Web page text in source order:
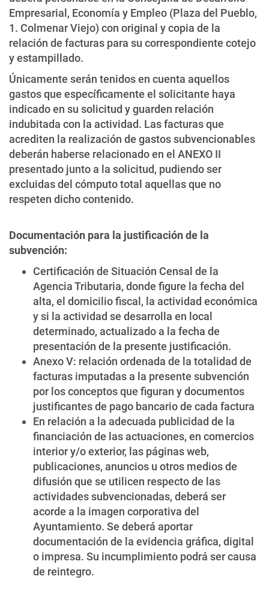
Empresarial, Economía y Empleo (Plaza del Pueblo,
1. Colmenar Viejo) con original y copia de la
relación de facturas para su correspondiente cotejo
y estampillado.
Únicamente serán tenidos en cuenta aquellos
gastos que específicamente el solicitante haya
indicado en su solicitud y guarden relación
indubitada con la actividad. Las facturas que
acrediten la realización de gastos subvencionables
deberán haberse relacionado en el ANEXO II
presentado junto a la solicitud, pudiendo ser
excluidas del cómputo total aquellas que no
respeten dicho contenido.
Documentación para la justificación de la
subvención:
Certificación de Situación Censal de la
Agencia Tributaria, donde figure la fecha del
alta, el domicilio fiscal, la actividad económica
y si la actividad se desarrolla en local
determinado, actualizado a la fecha de
presentación de la presente justificación.
Anexo V: relación ordenada de la totalidad de
facturas imputadas a la presente subvención
por los conceptos que figuran y documentos
justificantes de pago bancario de cada factura
En relación a la adecuada publicidad de la
financiación de las actuaciones, en comercios
interior y/o exterior, las páginas web,
publicaciones, anuncios u otros medios de
difusión que se utilicen respecto de las
actividades subvencionadas, deberá ser
acorde a la imagen corporativa del
Ayuntamiento. Se deberá aportar
documentación de la evidencia gráfica, digital
o impresa. Su incumplimiento podrá ser causa
de reintegro.